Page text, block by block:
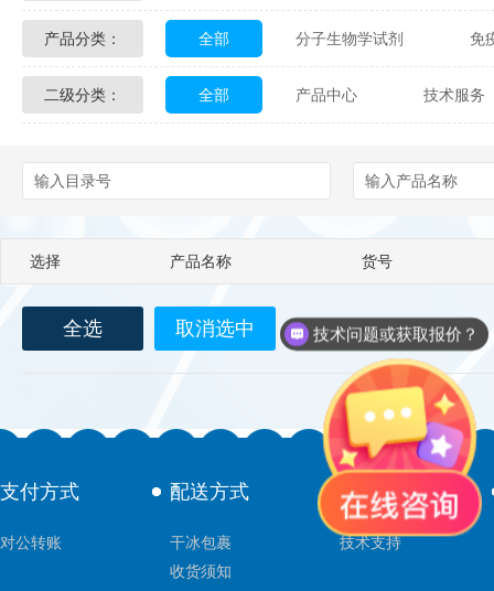
Glycon Biochem Sterlitech
Echelon Biosciences Verichem
Biotez Berlin Diametra
Berry & Associates Zedira
LGC Maine Standards Biolife
Abbexa AbD Serotec
产品分类： 全部 分子生物学试剂 免
化学及生物化学试剂 材料学试剂
二级分类： 全部 产品中心 技术服务
选择 产品名称 货号
全选 取消选中
支付方式
对公转账
配送方式
干冰包裹
收货须知
售后服务
技术支持
技术问题或获取报价？